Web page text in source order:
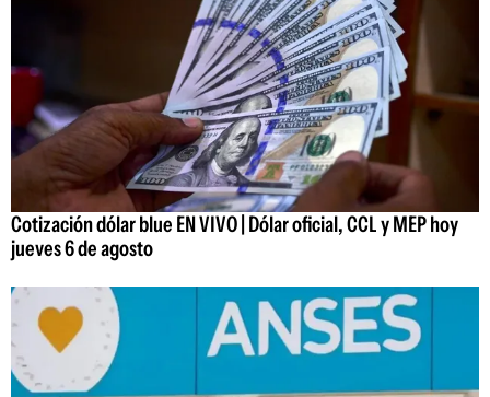
Cotización dólar blue EN VIVO | Dólar oficial, CCL y MEP hoy
jueves 6 de agosto